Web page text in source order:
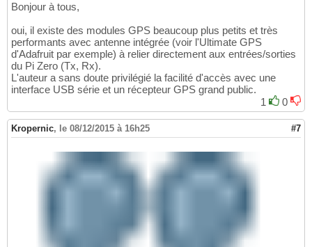
Bonjour à tous,
oui, il existe des modules GPS beaucoup plus petits et très
performants avec antenne intégrée (voir l'Ultimate GPS
d'Adafruit par exemple) à relier directement aux entrées/sorties
du Pi Zero (Tx, Rx).
L'auteur a sans doute privilégié la facilité d'accès avec une
interface USB série et un récepteur GPS grand public.
1
0
Kropernic, le 08/12/2015 à 16h25 #7